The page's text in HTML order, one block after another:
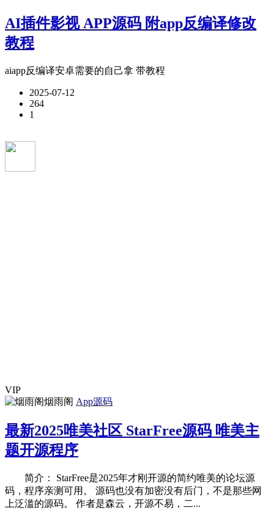
AI插件影视 APP源码 附app反编译修改
教程
aiapp反编译安卓需要的自己拿 带教程
2025-07-12
264
1
VIP
烟雨阁 App源码
最新2025唯美社区 StarFree源码 唯美主
题开源程序
简介： StarFree是2025年才刚开源的简约唯美的论坛源
码，程序亲测可用。 源码也没有加密没有后门，不是那些网
上泛滥的源码。 作者是森云，开源不易，二...